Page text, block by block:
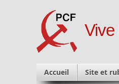
Vive
Accueil Site et